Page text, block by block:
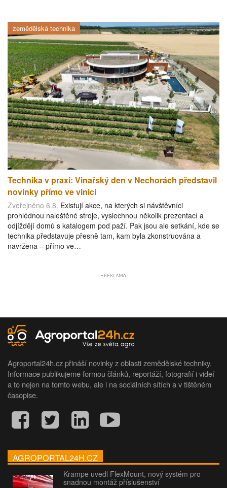
zemědělská technika
Technika v praxi: Vinařský den v Nechorách představil
novinky přímo ve vinici
Zveřejněno 6.8. Existují akce, na kterých si návštěvníci
prohlédnou naleštěné stroje, vyslechnou několik prezentací a
odjíždějí domů s katalogem pod paží. Pak jsou ale setkání, kde se
technika představuje přesně tam, kam byla zkonstruována a
navržena – přímo ve…
Agroportal24h.cz přináší novinky z oblasti zemědělské techniky.
Informace publikujeme formou článků, reportáží, fotografií i videí
a to nejen na tomto webu, ale i na sociálních sítích a v tištěném
časopise.
AGROPORTAL24H.CZ
Krampe uvedl FlexMount, nový systém pro
snadnou montáž příslušenství